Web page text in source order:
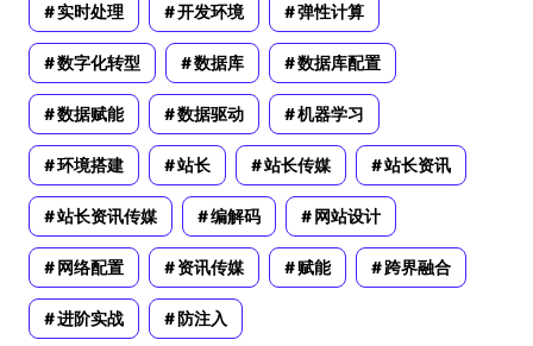
实时处理 开发环境 弹性计算
数字化转型 数据库 数据库配置
数据赋能 数据驱动 机器学习
环境搭建 站长 站长传媒 站长资讯
站长资讯传媒 编解码 网站设计
网络配置 资讯传媒 赋能 跨界融合
进阶实战 防注入